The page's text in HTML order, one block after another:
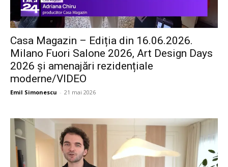
Casa Magazin – Ediția din 16.06.2026.
Milano Fuori Salone 2026, Art Design Days
2026 și amenajări rezidențiale
moderne/VIDEO
Emil Simonescu - 21 mai 2026